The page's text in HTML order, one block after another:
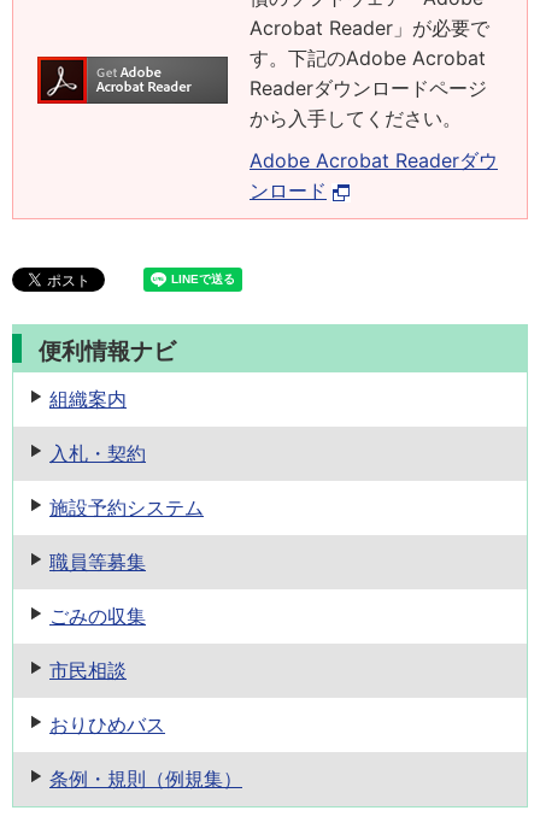
Acrobat Reader」が必要で
す。下記のAdobe Acrobat
Readerダウンロードページ
から入手してください。
Adobe Acrobat Readerダウ
ンロード
便利情報ナビ
組織案内
入札・契約
施設予約システム
職員等募集
ごみの収集
市民相談
おりひめバス
条例・規則 （例規集）